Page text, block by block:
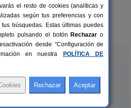
6 pers.
desde19 €
Pumarega
(Asturias)
el resto de cookies (analíticas y
según tus preferencias y con
búsquedas. Estas últimas puedes
pulsando el botón Rechazar o
desde “Configuración de
en nuestra
POLÍTICA DE